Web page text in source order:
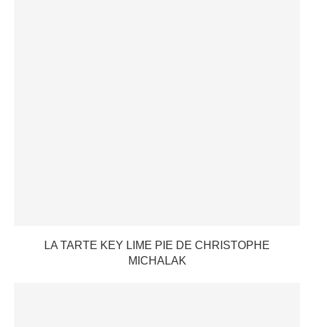
LA TARTE KEY LIME PIE DE CHRISTOPHE
MICHALAK